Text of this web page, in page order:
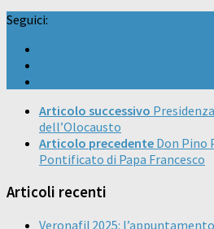
Seguici:
Articolo successivo
dell’Olocausto
Articolo precedente Don Pino
Pontificato di Papa Francesco
Articoli recenti
Veronafil 2025: